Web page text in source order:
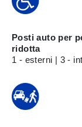
Posti auto per
ridotta
1 - esterni | 3 -